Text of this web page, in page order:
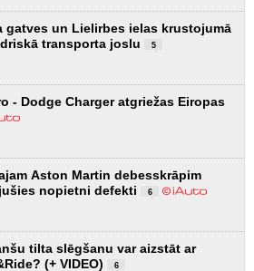
gatves un Lielirbes ielas krustojumā
transporta joslu
5
- Dodge Charger atgriežas Eiropas
Aston Martin debesskrāpim
nopietni defekti
6
tilta slēgšanu var aizstāt ar
(+ VIDEO)
6